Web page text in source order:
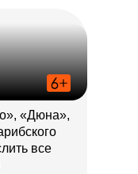
«Дюна»,
все